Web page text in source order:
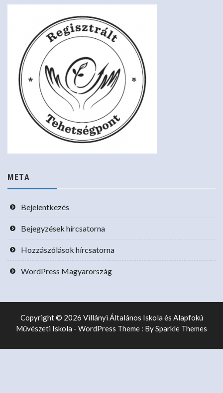
META
Bejelentkezés
Bejegyzések hírcsatorna
Hozzászólások hírcsatorna
WordPress Magyarország
Copyright © 2026 Villányi Általános Iskola és Alapfokú
Művészeti Iskola - WordPress Theme : BySparkle Themes